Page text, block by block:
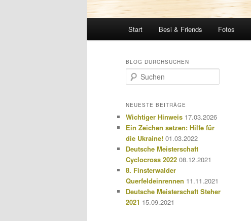
Start Besi & Friends Fotos
BLOG DURCHSUCHEN
u
h
n
NEUESTE BEITRÄGE
Wichtiger Hinweis 17.03.2026
Ein Zeichen setzen: Hilfe für
die Ukraine! 01.03.2022
Deutsche Meisterschaft
Cyclocross 2022 08.12.2021
8. Finsterwalder
Querfeldeinrennen 11.11.2021
Deutsche Meisterschaft Steher
2021 15.09.2021